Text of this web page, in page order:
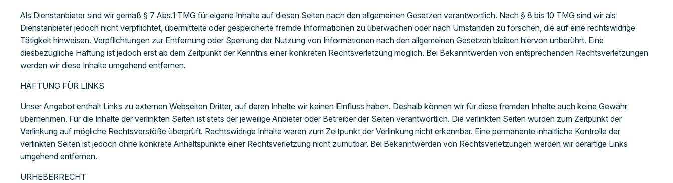
Als Dienstanbieter sind wir gemäß § 7 Abs.1 TMG für eigene Inhalte auf diesen Seiten nach den allgemeinen Gesetzen verantwortlich. Nach § 8 bis 10 TMG sind wir als
Dienstanbieter jedoch nicht verpflichtet, übermittelte oder gespeicherte fremde Informationen zu überwachen oder nach Umständen zu forschen, die auf eine rechtswidrige
Tätigkeit hinweisen. Verpflichtungen zur Entfernung oder Sperrung der Nutzung von Informationen nach den allgemeinen Gesetzen bleiben hiervon unberührt. Eine
diesbezügliche Haftung ist jedoch erst ab dem Zeitpunkt der Kenntnis einer konkreten Rechtsverletzung möglich. Bei Bekanntwerden von entsprechenden Rechtsverletzungen
werden wir diese Inhalte umgehend entfernen.
HAFTUNG FÜR LINKS
Unser Angebot enthält Links zu externen Webseiten Dritter, auf deren Inhalte wir keinen Einfluss haben. Deshalb können wir für diese fremden Inhalte auch keine Gewähr
übernehmen. Für die Inhalte der verlinkten Seiten ist stets der jeweilige Anbieter oder Betreiber der Seiten verantwortlich. Die verlinkten Seiten wurden zum Zeitpunkt der
Verlinkung auf mögliche Rechtsverstöße überprüft. Rechtswidrige Inhalte waren zum Zeitpunkt der Verlinkung nicht erkennbar. Eine permanente inhaltliche Kontrolle der
verlinkten Seiten ist jedoch ohne konkrete Anhaltspunkte einer Rechtsverletzung nicht zumutbar. Bei Bekanntwerden von Rechtsverletzungen werden wir derartige Links
umgehend entfernen.
URHEBERRECHT